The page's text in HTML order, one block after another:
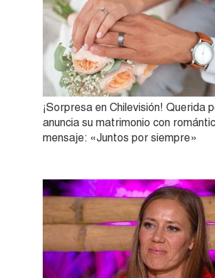
¡Sorpresa en Chilevisión! Querida
anuncia su matrimonio con
mensaje: «Juntos por siempre»